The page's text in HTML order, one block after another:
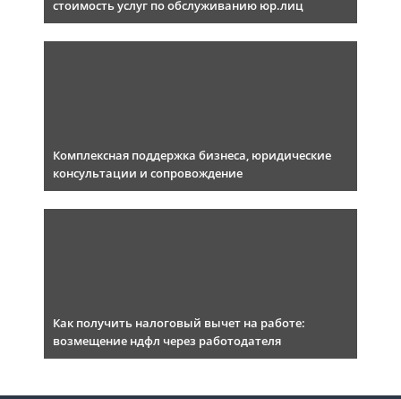
стоимость услуг по обслуживанию юр.лиц
Комплексная поддержка бизнеса, юридические
консультации и сопровождение
Как получить налоговый вычет на работе:
возмещение ндфл через работодателя